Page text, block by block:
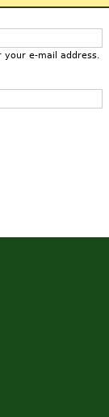
your e-mail address.